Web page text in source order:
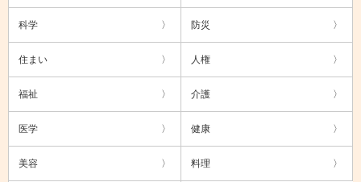
科学 防災
住まい 人権
福祉 介護
医学 健康
美容 料理